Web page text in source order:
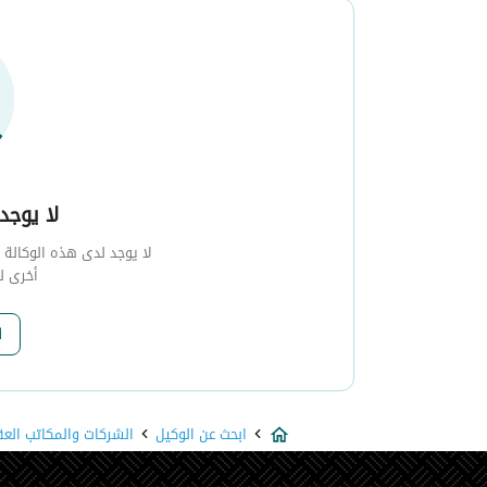
لا
لا يوجد لدى هذه
أخرى
ابحث عن الوكيل الشركات والمكاتب